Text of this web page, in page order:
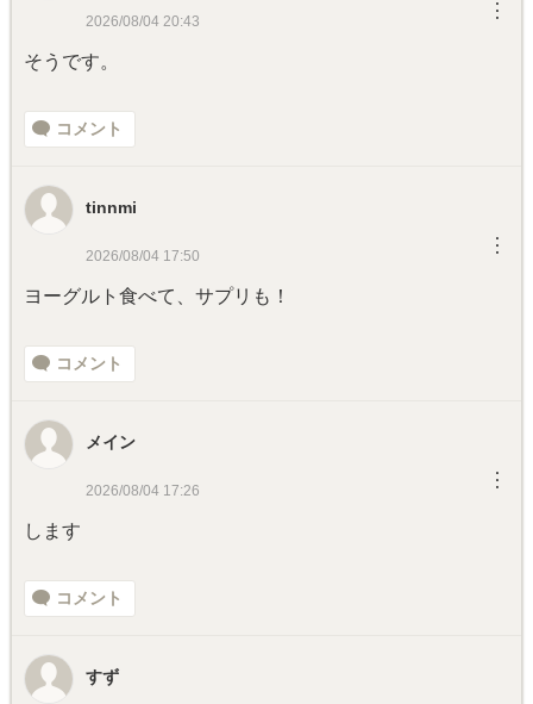
2026/08/04 20:43 ︙
そうです。
コメント
tinnmi
2026/08/04 17:50 ︙
ヨーグルト食べて、サプリも！
コメント
メイン
2026/08/04 17:26 ︙
します
コメント
すず